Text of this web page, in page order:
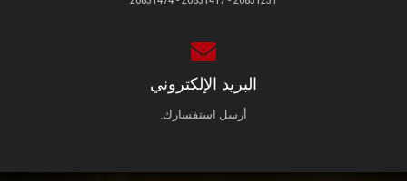
البريد الإلكتروني
أرسل استفسارك.